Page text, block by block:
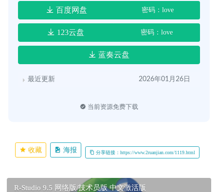
百度网盘 密码：love
123云盘 密码：love
蓝奏云盘
最近更新 2026年01月26日
当前资源免费下载
收藏 海报 分享链接：https://www.2ruanjian.com/1119.html
R-Studio 9.5 网络版/技术员版 中文激活版